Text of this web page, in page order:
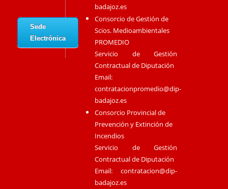
Sede
Electrónica
badajoz.es
Consorcio de Gestión de
Scios. Medioambientales
PROMEDIO
Servicio de Gestión
Contractual de Diputación
Email:
contratacionpromedio@dip-
badajoz.es
Consorcio Provincial de
Prevención y Extinción de
Incendios
Servicio de Gestión
Contractual de Diputación
Email:contratacion@dip-
badajoz.es